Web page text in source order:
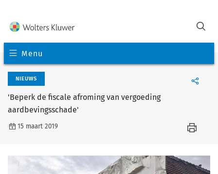
Menu
NIEUWS
'Beperk de fiscale afroming van vergoeding
aardbevingsschade'
15 maart 2019